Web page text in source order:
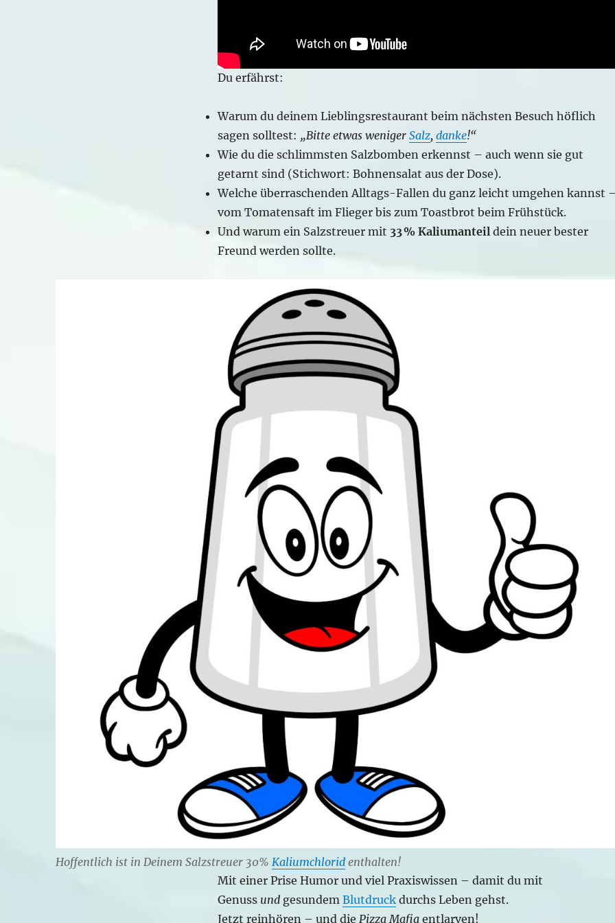
Du erfährst:
Warum du deinem Lieblingsrestaurant beim nächsten Besuch höflich
sagen solltest: „Bitte etwas weniger Salz, danke!“
Wie du die schlimmsten Salzbomben erkennst – auch wenn sie gut
getarnt sind (Stichwort: Bohnensalat aus der Dose).
Welche überraschenden Alltags-Fallen du ganz leicht umgehen kannst
vom Tomatensaft im Flieger bis zum Toastbrot beim Frühstück.
Und warum ein Salzstreuer mit 33 % Kaliumanteildein neuer bester
Freund werden sollte.
Hoffentlich ist in Deinem Salzstreuer 30% Kaliumchloridenthalten!
Mit einer Prise Humor und viel Praxiswissen – damit du mit
Genuss undgesundem Blutdruckdurchs Leben gehst.
Jetzt reinhören – und die Pizza Mafiaentlarven!